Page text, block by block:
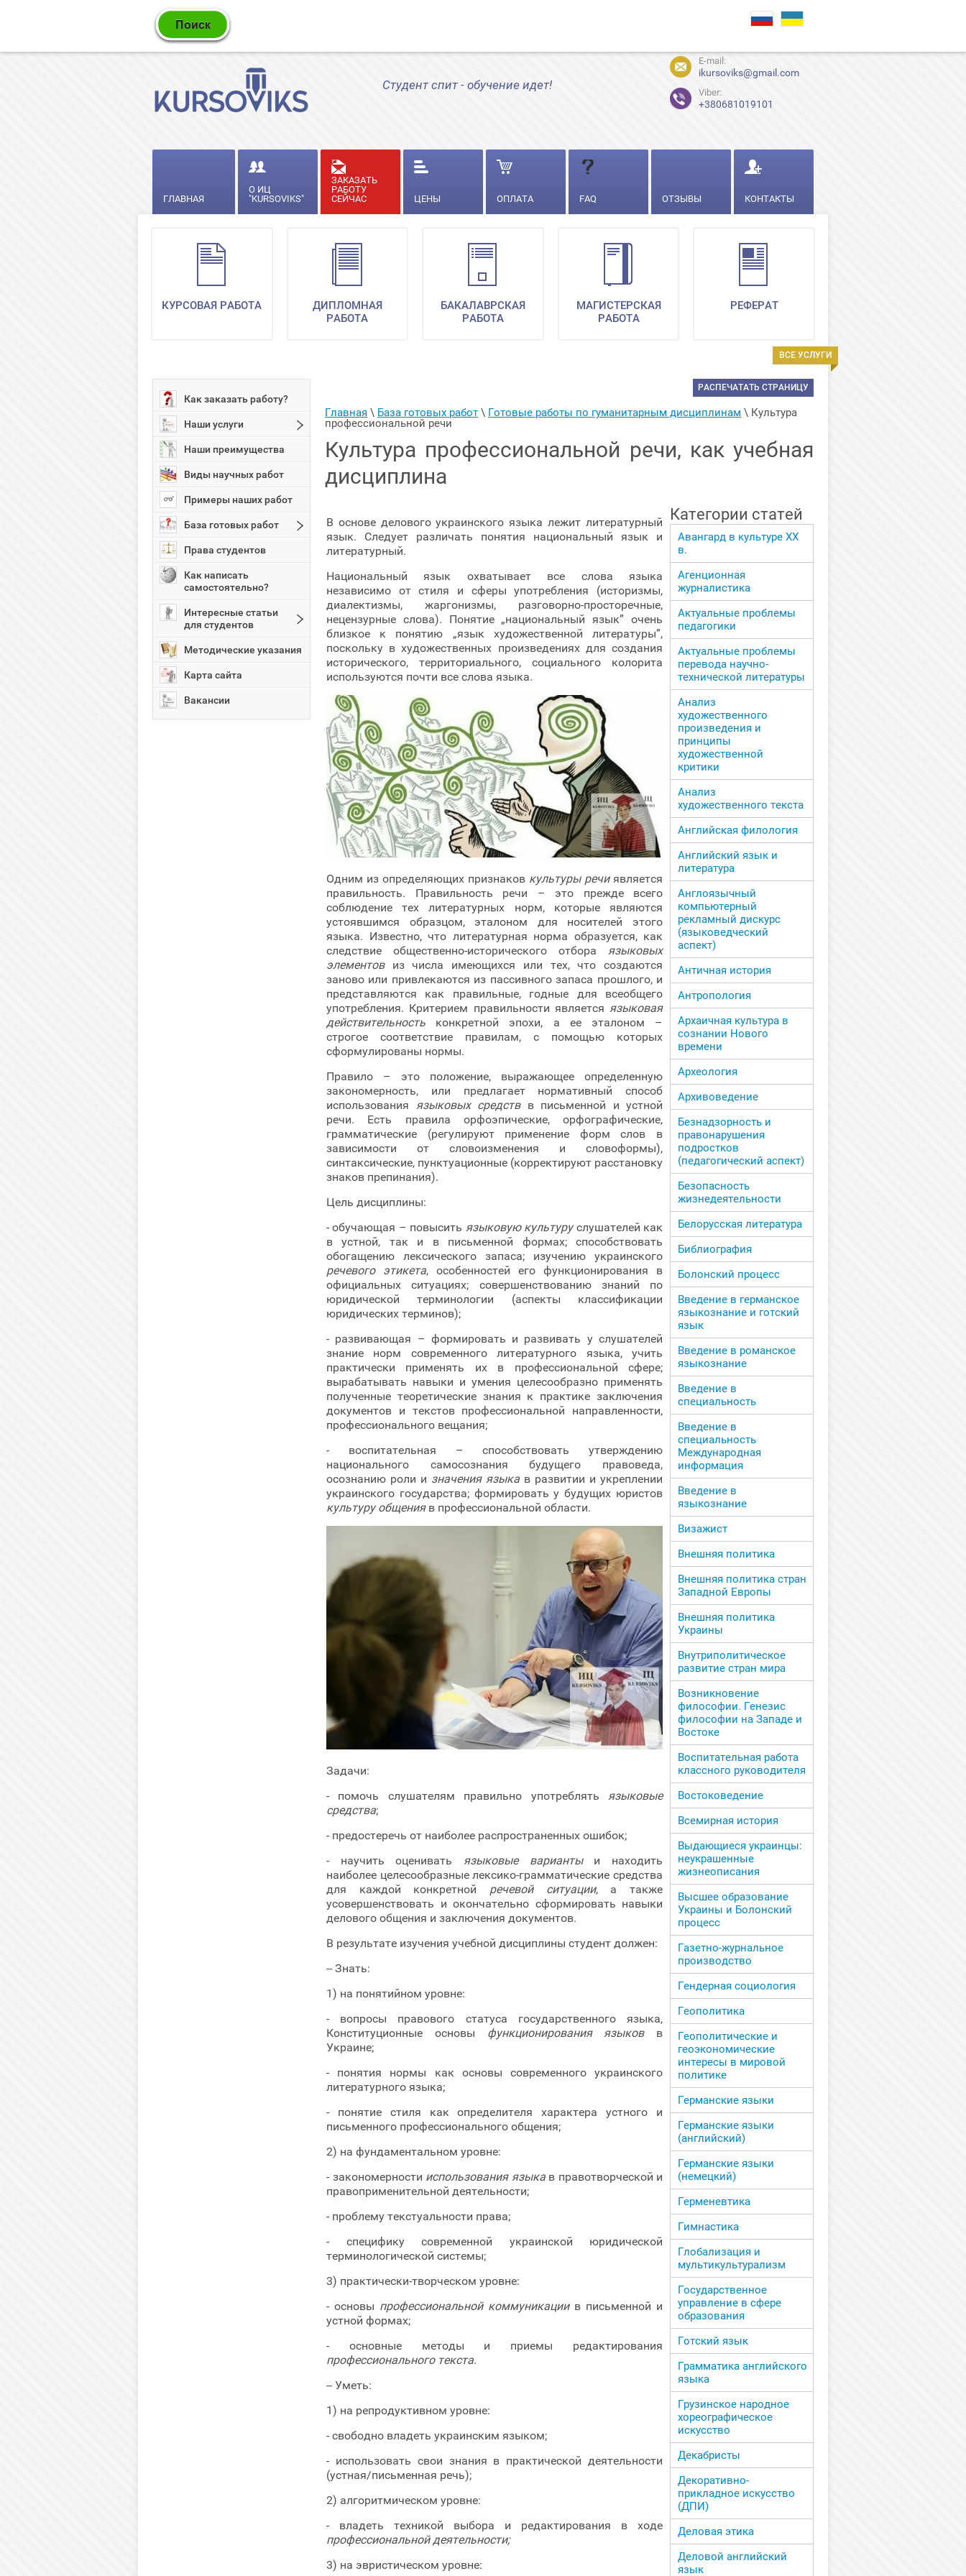
Студент спит - обучение идет!
E-mail:
ikursoviks@gmail.com
Viber:
+380681019101
ГЛАВНАЯ
О ИЦ
"KURSOVIKS"
ЗАКАЗАТЬ
РАБОТУ
СЕЙЧАС
ЦЕНЫ ОПЛАТА FAQ ОТЗЫВЫ КОНТАКТЫ
ВСЕ УСЛУГИ
КУРСОВАЯ РАБОТА
ДИПЛОМНАЯ
РАБОТА
БАКАЛАВРСКАЯ
РАБОТА
МАГИСТЕРСКАЯ
РАБОТА
РЕФЕРАТ
Как заказать работу?
Наши услуги
Наши преимущества
Виды научных работ
Примеры наших работ
База готовых работ
Права студентов
Как написать
самостоятельно?
Интересные статьи
для студентов
Методические указания
Карта сайта
Вакансии
РАСПЕЧАТАТЬ СТРАНИЦУ
Главная \ База готовых работ \ Готовые работы по гуманитарным дисциплинам \ Культура
профессиональной речи
Культура профессиональной речи, как учебная
дисциплина
В основе делового украинского языка лежит литературный
язык. Следует различать понятия национальный язык и
литературный.
Национальный язык охватывает все слова языка
независимо от стиля и сферы употребления (историзмы,
диалектизмы, жаргонизмы, разговорно-просторечные,
нецензурные слова). Понятие „национальный язык” очень
близкое к понятию „язык художественной литературы”,
поскольку в художественных произведениях для создания
исторического, территориального, социального колорита
используются почти все слова языка.
Одним из определяющих признаков культуры речиявляется
правильность. Правильность речи – это прежде всего
соблюдение тех литературных норм, которые являются
устоявшимся образцом, эталоном для носителей этого
языка. Известно, что литературная норма образуется, как
следствие общественно-исторического отбора языковых
элементовиз числа имеющихся или тех, что создаются
заново или привлекаются из пассивного запаса прошлого, и
представляются как правильные, годные для всеобщего
употребления. Критерием правильности является языковая
действительность конкретной эпохи, а ее эталоном –
строгое соответствие правилам, с помощью которых
сформулированы нормы.
Правило – это положение, выражающее определенную
закономерность, или предлагает нормативный способ
использования языковых средствв письменной и устной
речи. Есть правила орфоэпические, орфографические,
грамматические (регулируют применение форм слов в
зависимости от словоизменения и словоформы),
синтаксические, пунктуационные (корректируют расстановку
знаков препинания).
Цель дисциплины:
- обучающая – повысить языковую культуруслушателей как
в устной, так и в письменной формах; способствовать
обогащению лексического запаса; изучению украинского
речевого этикета, особенностей его функционирования в
официальных ситуациях; совершенствованию знаний по
юридической терминологии (аспекты классификации
юридических терминов);
- развивающая – формировать и развивать у слушателей
знание норм современного литературного языка, учить
практически применять их в профессиональной сфере;
вырабатывать навыки и умения целесообразно применять
полученные теоретические знания к практике заключения
документов и текстов профессиональной направленности,
профессионального вещания;
- воспитательная – способствовать утверждению
национального самосознания будущего правоведа,
осознанию роли и значения языка в развитии и укреплении
украинского государства; формировать у будущих юристов
культуру общенияв профессиональной области.
Задачи:
- помочь слушателям правильно употреблять языковые
средства;
- предостеречь от наиболее распространенных ошибок;
- научить оценивать языковые вариантыи находить
наиболее целесообразные лексико-грамматические средства
для каждой конкретной речевой ситуации, а также
усовершенствовать и окончательно сформировать навыки
делового общения и заключения документов.
В результате изучения учебной дисциплины студент должен:
-- Знать:
1) на понятийном уровне:
- вопросы правового статуса государственного языка,
Конституционные основы функционирования языковв
Украине;
- понятия нормы как основы современного украинского
литературного языка;
- понятие стиля как определителя характера устного и
письменного профессионального общения;
2) на фундаментальном уровне:
- закономерности использования языкав правотворческой и
правоприменительной деятельности;
- проблему текстуальности права;
- специфику современной украинской юридической
терминологической системы;
3) практически-творческом уровне:
- основы профессиональной коммуникациив письменной и
устной формах;
- основные методы и приемы редактирования
профессионального текста.
-- Уметь:
1) на репродуктивном уровне:
- свободно владеть украинским языком;
- использовать свои знания в практической деятельности
(устная/письменная речь);
2) алгоритмическом уровне:
- владеть техникой выбора и редактирования в ходе
профессиональной деятельности;
3) на эвристическом уровне:
Категории статей
Авангард в культуре ХХ
в.
Агенционная
журналистика
Актуальные проблемы
педагогики
Актуальные проблемы
перевода научно-
технической литературы
Анализ
художественного
произведения и
принципы
художественной
критики
Анализ
художественного текста
Английская филология
Английский язык и
литература
Англоязычный
компьютерный
рекламный дискурс
(языковедческий
аспект)
Античная история
Антропология
Архаичная культура в
сознании Нового
времени
Археология
Архивоведение
Безнадзорность и
правонарушения
подростков
(педагогический аспект)
Безопасность
жизнедеятельности
Белорусская литература
Библиография
Болонский процесс
Введение в германское
языкознание и готский
язык
Введение в романское
языкознание
Введение в
специальность
Введение в
специальность
Международная
информация
Введение в
языкознание
Визажист
Внешняя политика
Внешняя политика стран
Западной Европы
Внешняя политика
Украины
Внутриполитическое
развитие стран мира
Возникновение
философии. Генезис
философии на Западе и
Востоке
Воспитательная работа
классного руководителя
Востоковедение
Всемирная история
Выдающиеся украинцы:
неукрашенные
жизнеописания
Высшее образование
Украины и Болонский
процесс
Газетно-журнальное
производство
Гендерная социология
Геополитика
Геополитические и
геоэкономические
интересы в мировой
политике
Германские языки
Германские языки
(английский)
Германские языки
(немецкий)
Герменевтика
Гимнастика
Глобализация и
мультикультурализм
Государственное
управление в сфере
образования
Готский язык
Грамматика английского
языка
Грузинское народное
хореографическое
искусство
Декабристы
Декоративно-
прикладное искусство
(ДПИ)
Деловая этика
Деловой английский
язык